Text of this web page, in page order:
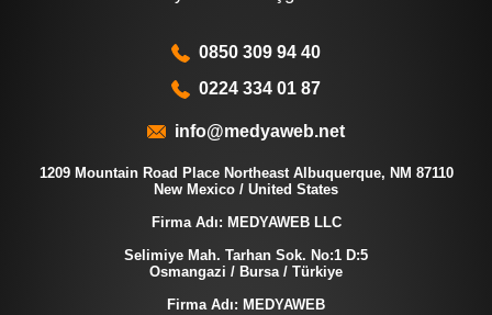
0850 309 94 40
0224 334 01 87
info@medyaweb.net
1209 Mountain Road Place Northeast Albuquerque, NM 87110
New Mexico / United States
Firma Adı: MEDYAWEB LLC
Selimiye Mah. Tarhan Sok. No:1 D:5
Osmangazi / Bursa / Türkiye
Firma Adı: MEDYAWEB